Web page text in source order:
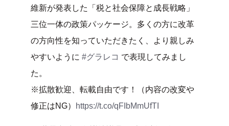
維新が発表した「税と社会保障と成長戦略」
三位一体の政策パッケージ。多くの方に改革
の方向性を知っていただきたく、より親しみ
やすいように #グラレコ で表現してみまし
た。
※拡散歓迎、転載自由です！（内容の改変や
修正はNG）
https://t.co/qFIbMmUfTI